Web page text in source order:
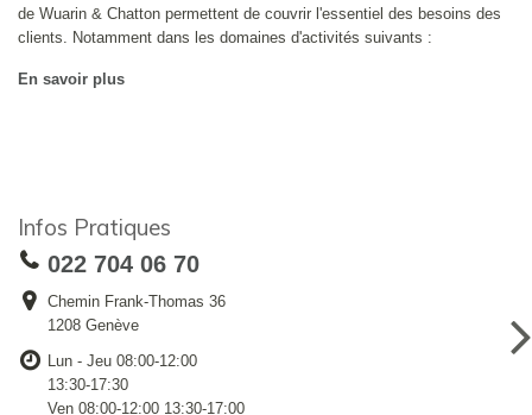
de Wuarin & Chatton permettent de couvrir l'essentiel des besoins des
clients. Notamment dans les domaines d'activités suivants :
En savoir plus
Infos Pratiques
022 704 06 70
Chemin Frank-Thomas 36
1208 Genève
Lun - Jeu 08:00-12:00
13:30-17:30
Ven 08:00-12:00 13:30-17:00